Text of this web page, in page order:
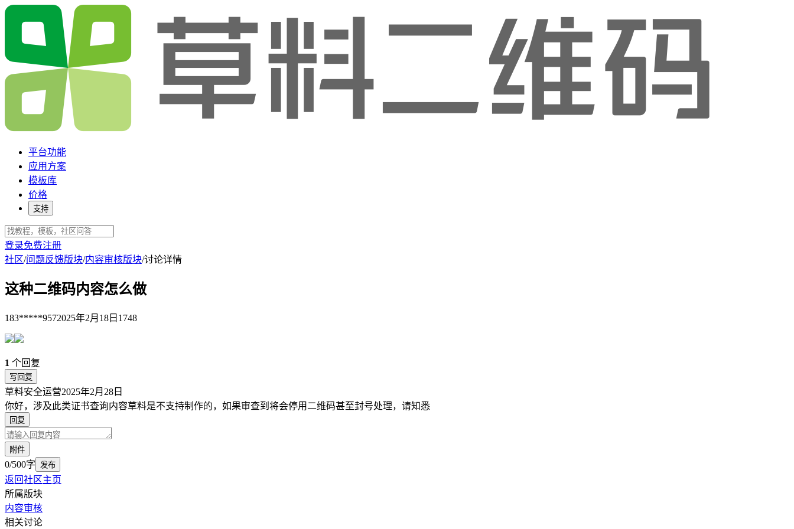
平台功能
应用方案
模板库
价格
支持
登录免费注册
社区/问题反馈版块/内容审核版块/讨论详情
这种二维码内容怎么做
183*****9572025年2月18日 1748
1 个回复
写回复
草料安全运营2025年2月28日
你好，涉及此类证书查询内容草料是不支持制作的，如果审查到将会停用二维码甚至封号处理，请知悉
回复
附件
0/500字 发布
返回社区主页
所属版块
内容审核
相关讨论